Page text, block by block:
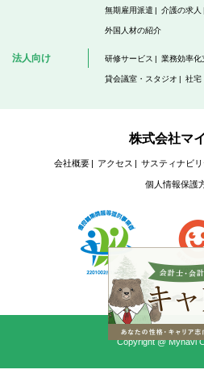
無期雇用派遣 介護の求人
外国人材の紹介
法人向け 研修サービス 業務効率化
貸会議室・スタジオ 社宅
株式会社マ
会社概要 アクセス サスティナビリ
個人情報保護
Copyright @ Mynavi